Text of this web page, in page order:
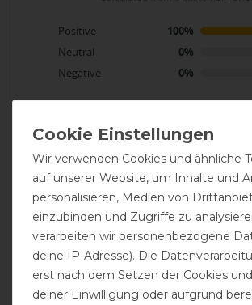
Positive
100%
Neutral
0%
Negative
0%
LATEST REVIEWS
07.12.2025
Sehr gute Qualität und perfekte
12.11.2025
Top Verarbeitung. Decke am Anfang noch
Sehr schöner Regenschutz, die
leuchtend. Sehr empfehlenswer, halt
Wir verwenden Cookies und ähnliche
auf unserer Website, um Inhalte und
personalisieren, Medien von
einzubinden und Zugriffe zu
verarbeiten wir personenbezogene
deine IP-Adresse). Die
erst nach dem Setzen der Cookies
deiner Einwilligung oder aufgrund